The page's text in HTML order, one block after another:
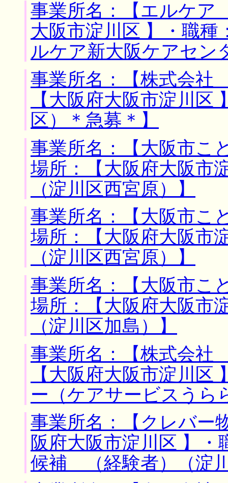
事業所名：【エルケ
大阪市淀川区 】・職
ルケア新大阪ケアセン
事業所名：【株式会
【大阪府大阪市淀川区
区）＊急募＊】
事業所名：【大阪市
場所：【大阪府大阪市
（淀川区西宮原）】
事業所名：【大阪市
場所：【大阪府大阪市
（淀川区西宮原）】
事業所名：【大阪市
場所：【大阪府大阪市
（淀川区加島）】
事業所名：【株式会
【大阪府大阪市淀川
ー（ケアサービスうら
事業所名：【クレバ
阪府大阪市淀川区 】
候補 （経験者）（淀